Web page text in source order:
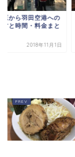
原から羽田空港への
方と時間・料金まと
2018年11月1日